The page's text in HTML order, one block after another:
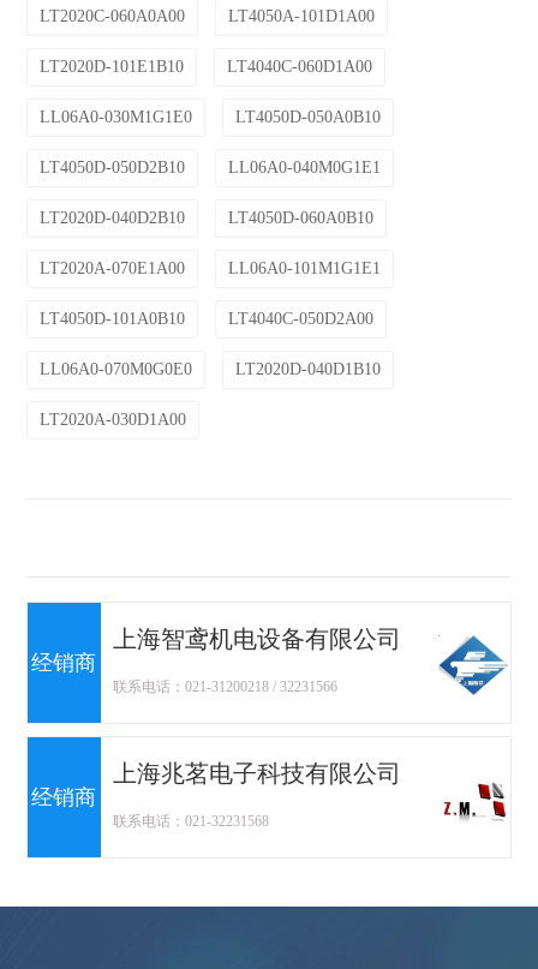
LT2020C-060A0A00 LT4050A-101D1A00
LT2020D-101E1B10 LT4040C-060D1A00
LL06A0-030M1G1E0 LT4050D-050A0B10
LT4050D-050D2B10 LL06A0-040M0G1E1
LT2020D-040D2B10 LT4050D-060A0B10
LT2020A-070E1A00 LL06A0-101M1G1E1
LT4050D-101A0B10 LT4040C-050D2A00
LL06A0-070M0G0E0 LT2020D-040D1B10
LT2020A-030D1A00
经销商
上海智鸢机电设备有限公司
联系电话：021-31200218 / 32231566
经销商
上海兆茗电子科技有限公司
联系电话：021-32231568